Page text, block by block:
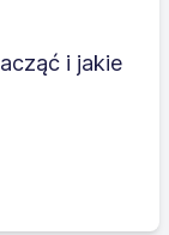
i jakie